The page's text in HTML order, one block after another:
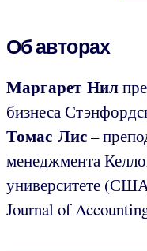
Об авторах
Маргарет Нил
бизнеса
Томас Лис–
менеджмента
университете
Journal of